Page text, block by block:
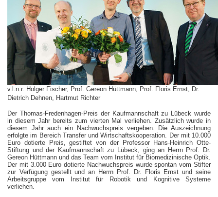
v.l.n.r. Holger Fischer, Prof. Gereon Hüttmann, Prof. Floris Ernst, Dr.
Dietrich Dehnen, Hartmut Richter
Der Thomas-Fredenhagen-Preis der Kaufmannschaft zu Lübeck wurde
in diesem Jahr bereits zum vierten Mal verliehen. Zusätzlich wurde in
diesem Jahr auch ein Nachwuchspreis vergeben. Die Auszeichnung
erfolgte im Bereich Transfer und Wirtschaftskooperation. Der mit 10.000
Euro dotierte Preis, gestiftet von der Professor Hans-Heinrich Otte-
Stiftung und der Kaufmannschaft zu Lübeck, ging an Herrn Prof. Dr.
Gereon Hüttmann und das Team vom Institut für Biomedizinische Optik.
Der mit 3.000 Euro dotierte Nachwuchspreis wurde spontan vom Stifter
zur Verfügung gestellt und an Herrn Prof. Dr. Floris Ernst und seine
Arbeitsgruppe vom Institut für Robotik und Kognitive Systeme
verliehen.